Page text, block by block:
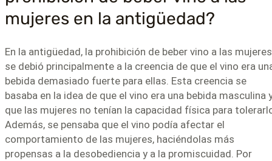
mujeres en la antigüedad?
En la antigüedad, la prohibición de beber vino a las mujeres
se debió principalmente a la creencia de que el vino era
bebida demasiado fuerte para ellas. Esta creencia se
basaba en la idea de que el vino era una bebida masculina
que las mujeres no tenían la capacidad física para
Además, se pensaba que el vino podía afectar el
comportamiento de las mujeres, haciéndolas más
propensas a la desobediencia y a la promiscuidad. Por